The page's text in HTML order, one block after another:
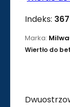
Indeks:
Marka:
Wiertło do